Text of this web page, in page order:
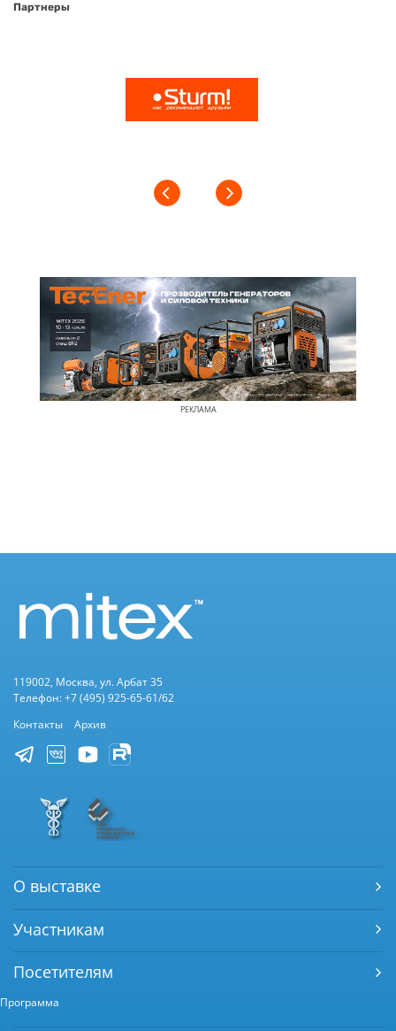
Партнеры
РЕКЛАМА
119002, Москва, ул. Арбат 35
Телефон: +7 (495) 925-65-61/62
Контакты
Архив
О выставке
Участникам
Посетителям
Программа